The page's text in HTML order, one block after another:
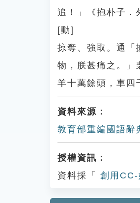
追！」《抱朴子．
[動]
掠奪、強取。通「
物，朕甚痛之。」
羊十萬餘頭，車四
資料來源：
教育部重編國語辭
授權資訊：
資料採「
創用